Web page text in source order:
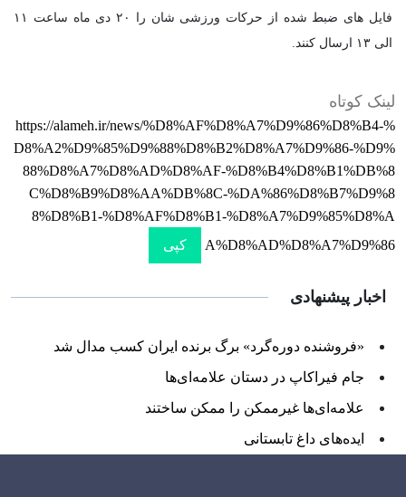
فایل های ضبط شده از حرکات ورزشی شان را ۲۰ دی ماه ساعت ۱۱
الی ۱۳ ارسال کنند.
لینک کوتاه
https://alameh.ir/news/%D8%AF%D8%A7%D9%86%D8%B4-%
D8%A2%D9%85%D9%88%D8%B2%D8%A7%D9%86-%D9%
88%D8%A7%D8%AD%D8%AF-%D8%B4%D8%B1%DB%8
C%D8%B9%D8%AA%DB%8C-%DA%86%D8%B7%D9%8
8%D8%B1-%D8%AF%D8%B1-%D8%A7%D9%85%D8%A
A%D8%AD%D8%A7%D9%86
کپی
اخبار پیشنهادی
«فروشنده دوره‌گرد» برگ برنده ایران کسب مدال شد
جام فیراکاپ در دستان علامه‌ای‌ها
علامه‌ای‌ها غیرممکن را ممکن ساختند
ایده‌های داغ تابستانی